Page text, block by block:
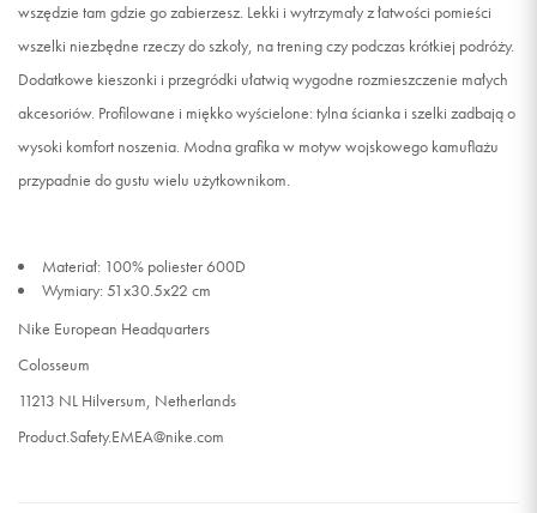
wszędzie tam gdzie go zabierzesz. Lekki i wytrzymały z łatwości pomieści
wszelki niezbędne rzeczy do szkoły, na trening czy podczas krótkiej podróży.
Dodatkowe kieszonki i przegródki ułatwią wygodne rozmieszczenie małych
akcesoriów. Profilowane i miękko wyścielone: tylna ścianka i szelki zadbają o
wysoki komfort noszenia. Modna grafika w motyw wojskowego kamuflażu
przypadnie do gustu wielu użytkownikom.
Materiał: 100% poliester 600D
Wymiary: 51x30.5x22 cm
Nike European Headquarters
Colosseum
11213 NL Hilversum, Netherlands
Product.Safety.EMEA@nike.com